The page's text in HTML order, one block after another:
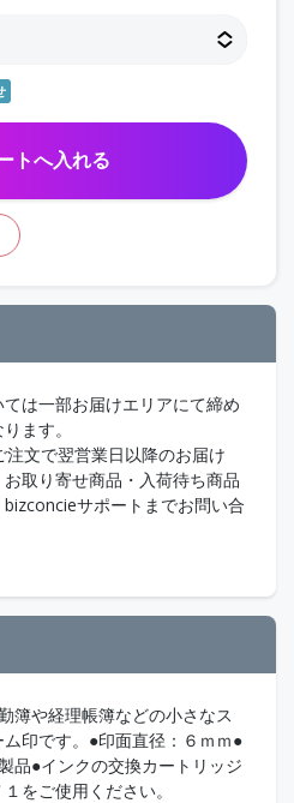
トへ入れる
は一部お届けエリアにて締め
ます。
文で翌営業日以降のお届け
取り寄せ商品・入荷待ち商品
サポートまでお問い合
簿や経理帳簿などの小さなス
印です。●印面直径：６ｍｍ●
品●インクの交換カートリッジ
をご使用ください。